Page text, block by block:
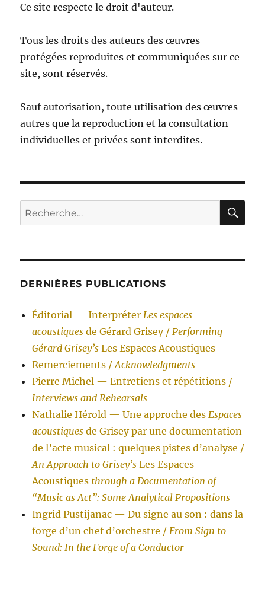
Ce site respecte le droit d'auteur.
Tous les droits des auteurs des œuvres
protégées reproduites et communiquées sur ce
site, sont réservés.
Sauf autorisation, toute utilisation des œuvres
autres que la reproduction et la consultation
individuelles et privées sont interdites.
Recherche
pour :
DERNIÈRES PUBLICATIONS
Éditorial — Interpréter Les espaces
acoustiques de Gérard Grisey / Performing
Gérard Grisey’sLes Espaces Acoustiques
Remerciements /Acknowledgments
Pierre Michel — Entretiens et répétitions /
Interviews and Rehearsals
Nathalie Hérold — Une approche des Espaces
acoustiques de Grisey par une documentation
de l’acte musical : quelques pistes d’analyse /
An Approach to Grisey’s Les Espaces
Acoustiques through a Documentation of
“Music as Act”: Some Analytical Propositions
Ingrid Pustijanac — Du signe au son : dans la
forge d’un chef d’orchestre / From Sign to
Sound: In the Forge of a Conductor